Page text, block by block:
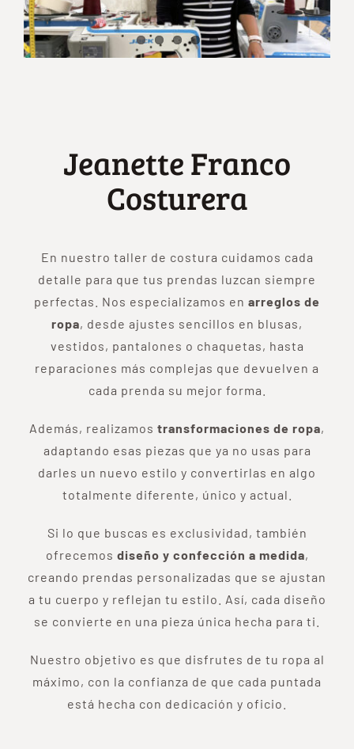
Reserva tu puesto
ContactoJeanette Franco
Costurera
En nuestro taller de costura cuidamos cada
detalle para que tus prendas luzcan siempre
perfectas. Nos especializamos en arreglos de
ropa, desde ajustes sencillos en blusas,
vestidos, pantalones o chaquetas, hasta
reparaciones más complejas que devuelven a
cada prenda su mejor forma.
Además, realizamos transformaciones de ropa,
adaptando esas piezas que ya no usas para
darles un nuevo estilo y convertirlas en algo
totalmente diferente, único y actual.
Si lo que buscas es exclusividad, también
ofrecemos diseño y confección a medida,
creando prendas personalizadas que se ajustan
a tu cuerpo y reflejan tu estilo. Así, cada diseño
se convierte en una pieza única hecha para ti.
Nuestro objetivo es que disfrutes de tu ropa al
máximo, con la confianza de que cada puntada
está hecha con dedicación y oficio.